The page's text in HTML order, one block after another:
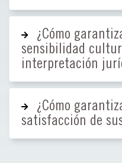
¿Cómo
sensibilidad
interpretación
¿Cómo
satisfacción de